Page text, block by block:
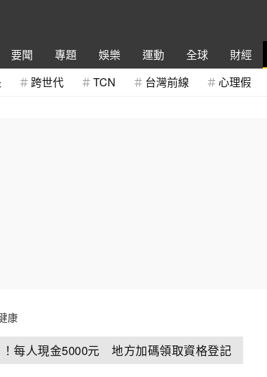
要聞 專題 娛樂 運動 全球 財經
跨世代 TCN 台灣前線 心理假
康
每人現金5000元 地方加碼領取資格登記